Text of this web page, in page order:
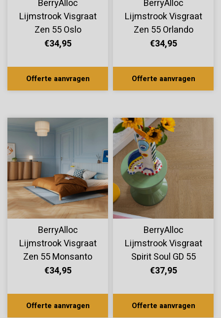
BerryAlloc
Lijmstrook Visgraat
Zen 55 Oslo
60002265
€34,95
Offerte aanvragen
BerryAlloc
Lijmstrook Visgraat
Zen 55 Orlando
60002264
€34,95
Offerte aanvragen
BerryAlloc
Lijmstrook Visgraat
Zen 55 Monsanto
60002263
€34,95
Offerte aanvragen
BerryAlloc
Lijmstrook Visgraat
Spirit Soul GD 55
Eliza 60002411
€37,95
Offerte aanvragen